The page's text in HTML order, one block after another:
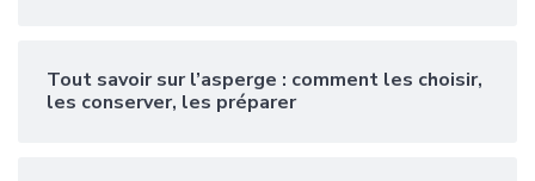
Tout savoir sur l’asperge : comment les choisir,
les conserver, les préparer